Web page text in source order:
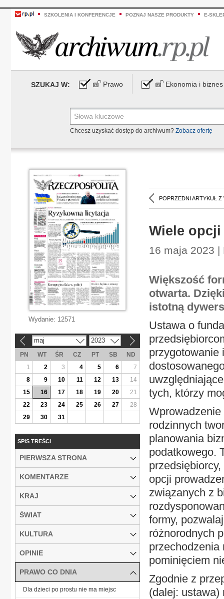
SZKOLENIA I KONFERENCJE POZNAJ NASZE PRODUKTY E-
SZUKAJ W: Prawo Ekonomia i biznes
Chcesz uzyskać dostęp do archiwum? Zobacz ofertę
POPRZEDNI ARTYKUŁ Z
Wiele opcji
16 maja 2023 |
Większość
otwarta.
istotną
Ustawa o
przygotowanie
tych, którzy
rodzinnych
planowania
podatkowego.
opcji
związanych z
formy,
różnorodnych
przechodzenia
pominięciem
Zgodnie z
(dalej: ustawa)
Wydanie: 12571
maj 2023
PN WT ŚR CZ PT SB
ND
1
2 3 4 5 6
7
8
9 10 11 12 13
14
15
16 17 18 19 20
21
22
23 24 25 26 27
28
29
30 31
SPIS TREŚCI
PIERWSZA STRONA
KOMENTARZE
KRAJ
ŚWIAT
KULTURA
OPINIE
PRAWO CO DNIA
Dla dzieci po prostu nie ma miejsc